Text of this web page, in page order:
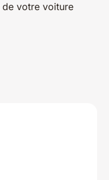
de votre voiture